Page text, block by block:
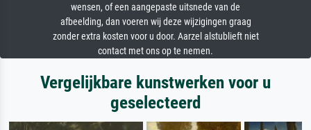
wensen, of een aangepaste uitsnede van de
afbeelding, dan voeren wij deze wijzigingen graag
zonder extra kosten voor u door. Aarzel alstublieft niet
contact met ons op te nemen.
Vergelijkbare kunstwerken voor u
geselecteerd